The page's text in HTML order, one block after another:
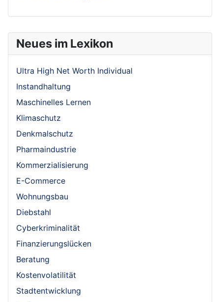
Neues im Lexikon
Ultra High Net Worth Individual
Instandhaltung
Maschinelles Lernen
Klimaschutz
Denkmalschutz
Pharmaindustrie
Kommerzialisierung
E-Commerce
Wohnungsbau
Diebstahl
Cyberkriminalität
Finanzierungslücken
Beratung
Kostenvolatilität
Stadtentwicklung